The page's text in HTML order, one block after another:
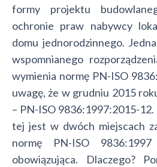
formy projektu
ochronie praw nabywcy
domu jednorodzinnego.
wspomnianego
wymienia normę PN-ISO
uwagę, że w grudniu 2015
– PN-ISO 9836:1997:2015-
tej jest w dwóch miejscach
normę PN-ISO
obowiązująca. Dlaczego?